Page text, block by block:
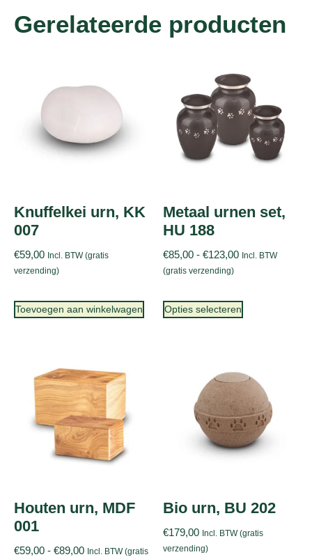
Gerelateerde producten
Knuffelkei urn, KK
007
€59,00 Incl. BTW (gratis
verzending)
Toevoegen aan winkelwagen
Metaal urnen set,
HU 188
€85,00 - €123,00 Incl. BTW
(gratis verzending)
Opties selecteren
Houten urn, MDF
001
€59,00 - €89,00 Incl. BTW (gratis
Bio urn, BU 202
€179,00 Incl. BTW (gratis
verzending)